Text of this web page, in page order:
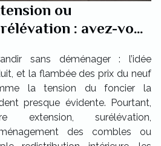
ou
: avez-vous
solutions ?
sans déménager : l’idée
et la flambée des prix du neuf
la tension du foncier la
presque évidente. Pourtant,
extension, surélévation,
des combles ou